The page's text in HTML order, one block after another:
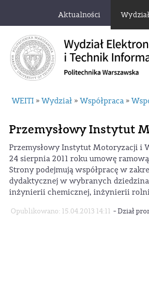
Aktualności Wydział
WEITI » Wydział » Współpraca »
Przemysłowy Instytut
Przemysłowy Instytut Motoryzacji i
24 sierpnia 2011 roku umowę
Strony podejmują współpracę w
dydaktycznej w wybranych
inżynierii chemicznej, inżynierii
Opublikowano: 15.04.2013 14:11 -Dział